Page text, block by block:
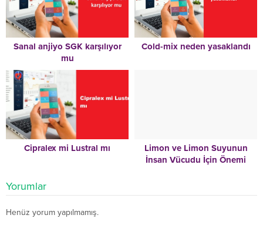
Sanal anjiyo SGK karşılıyor
mu
Cold-mix neden yasaklandı
Cipralex mi Lustral mı
Limon ve Limon Suyunun
İnsan Vücudu İçin Önemi
Yorumlar
Henüz yorum yapılmamış.